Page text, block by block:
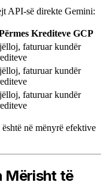
API-së direkte Gemini:
Krediteve GCP
faturuar kundër
faturuar kundër
faturuar kundër
në mënyrë efektive
Mërisht të